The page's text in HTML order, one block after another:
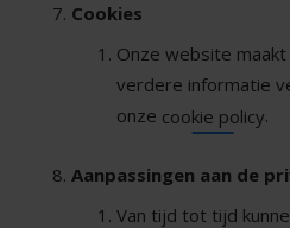
Cookies
Onze website
verdere informatie
onze cookie policy.
Aanpassingen aan de
Van tijd tot tijd